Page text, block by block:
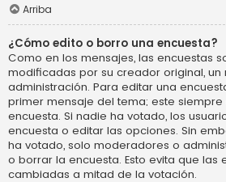
Arriba
¿Cómo edito o borro una encuesta?
Como en los mensajes, las encuestas
modificadas por su creador original,
administración. Para editar una
primer mensaje del tema; este
encuesta. Si nadie ha votado, los
encuesta o editar las opciones. Sin
ha votado, solo moderadores o
o borrar la encuesta. Esto evita que las
cambiadas a mitad de la votación.